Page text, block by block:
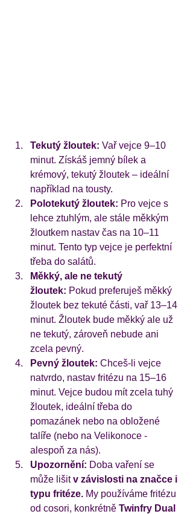
Tekutý žloutek: Vař vejce 9–10
minut. Získáš jemný bílek a
krémový, tekutý žloutek – ideální
například na tousty.
Polotekutý žloutek: Pro vejce s
lehce ztuhlým, ale stále měkkým
žloutkem nastav čas na 10–11
minut. Tento typ vejce je perfektní
třeba do salátů.
Měkký, ale ne tekutý
žloutek: Pokud preferuješ měkký
žloutek bez tekuté části, vař 13–14
minut. Žloutek bude měkký ale už
ne tekutý, zároveň nebude ani
zcela pevný.
Pevný žloutek: Chceš-li vejce
natvrdo, nastav fritézu na 15–16
minut. Vejce budou mít zcela tuhý
žloutek, ideální třeba do
pomazánek nebo na obložené
talíře (nebo na Velikonoce -
alespoň za nás).
Upozornění: Doba vaření se
může lišit v závislosti na značce i
typu fritéze. My používáme fritézu
od cosori, konkrétně Twinfry Dual